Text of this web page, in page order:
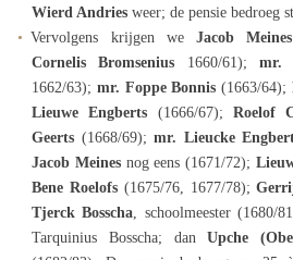
Wierd Andries weer; de pensie bedroeg
Vervolgens krijgen weJacob Meines
Cornelis Bromsenius 1660/61);mr.
1662/63); mr. Foppe Bonnis (1663/64);
Lieuwe Engberts (1666/67); Roelof
Geerts (1668/69);mr. Lieucke
Jacob Meinesnog eens (1671/72);
Bene Roelofs(1675/76, 1677/78);
Tjerck Bosscha , schoolmeester (1680/
Tarquinius Bosscha; danUpche